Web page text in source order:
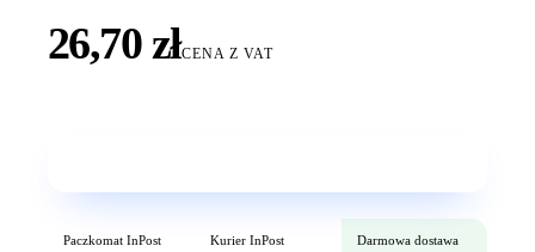
26,70 złCENA Z VAT
Paczkomat InPost Kurier InPost Darmowa dostawa